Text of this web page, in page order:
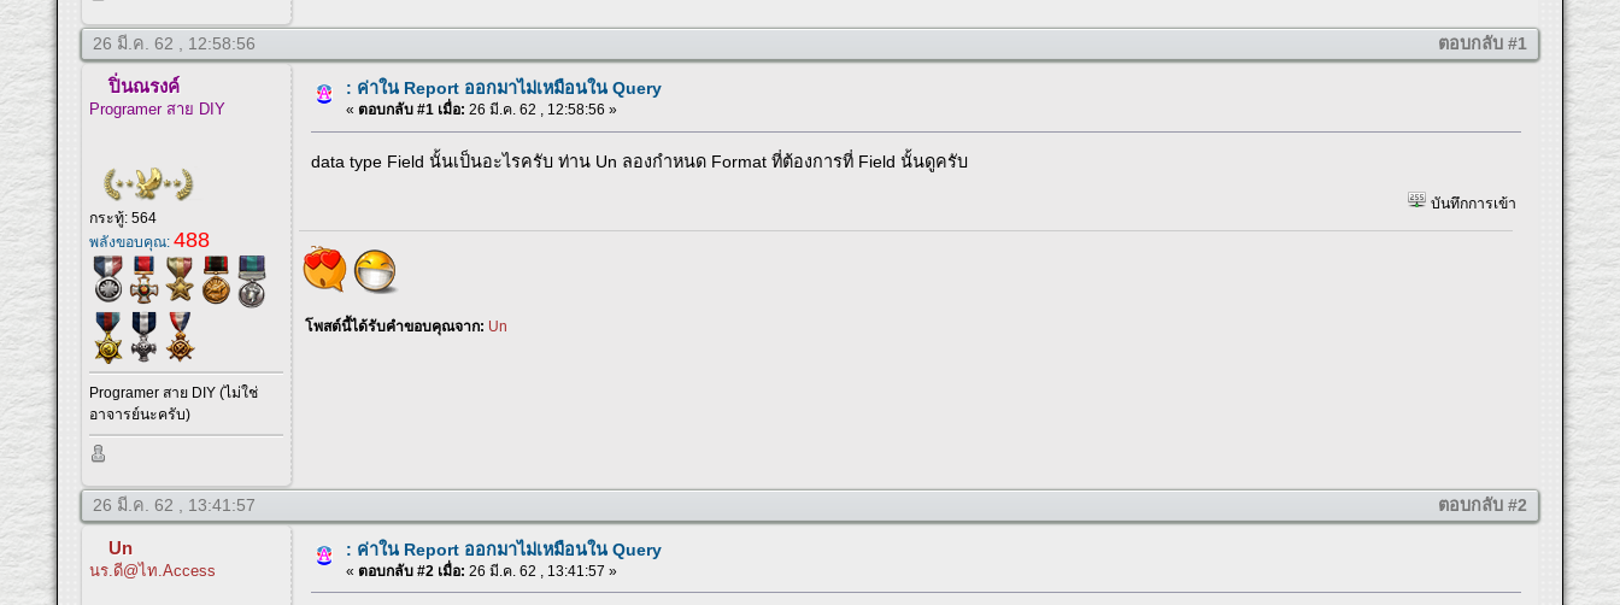
26 มี.ค. 62 , 12:58:56 ตอบกลับ #1
ปิ่นณรงค์
Programer สาย DIY
กระทู้: 564
พลังขอบคุณ:488
Programer สาย DIY (ไม่ใช่
อาจารย์นะครับ)
: ค่าใน Report ออกมาไม่เหมือนใน Query
« ตอบกลับ #1 เมื่อ: 26 มี.ค. 62 , 12:58:56 »
data type Field นั้นเป็นอะไรครับ ท่าน Un ลองกำหนด Format ที่ต้องการที่ Field นั้นดูครับ
บันทึกการเข้า
โพสต์นี้ได้รับคำขอบคุณจาก: Un
26 มี.ค. 62 , 13:41:57 ตอบกลับ #2
Un
นร.ดี@ไท.Access
: ค่าใน Report ออกมาไม่เหมือนใน Query
« ตอบกลับ #2 เมื่อ: 26 มี.ค. 62 , 13:41:57 »